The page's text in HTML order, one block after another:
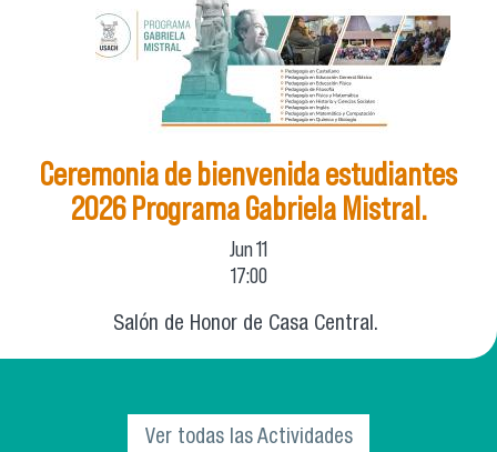
Ceremonia de bienvenida estudiantes
2026 Programa Gabriela Mistral.
Jun11
17:00
Salón de Honor de Casa Central.
Ver todas las Actividades